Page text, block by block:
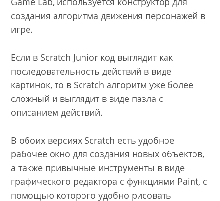
создания алгоритма движения персонажей в
игре.
Если в Scratch Junior код выглядит как
последовательность действий в виде
картинок, то в Scratch алгоритм уже более
сложный и выглядит в виде пазла с
описанием действий.
В обоих версиях Scratch есть удобное
рабочее окно для создания новых объектов,
а также привычные инструменты в виде
графического редактора с функциями Paint, с
помощью которого удобно рисовать